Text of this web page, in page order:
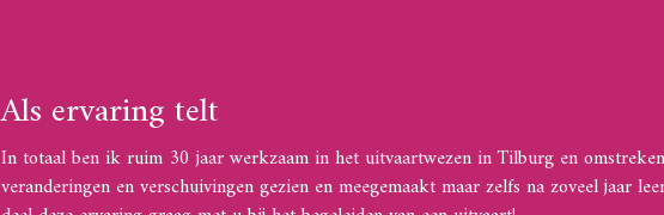
Als ervaring telt
In totaal ben ik ruim 30 jaar werkzaam in het uitvaartwezen in Tilburg en
veranderingen en verschuivingen gezien en meegemaakt maar zelfs na zoveel jaar